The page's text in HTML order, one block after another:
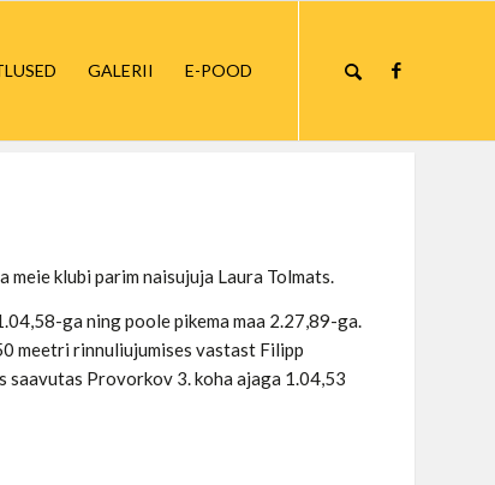
GALERII E-POOD
klubi parim naisujuja Laura Tolmats.
ga ning poole pikema maa 2.27,89-ga.
meetri rinnuliujumises vastast Filipp
saavutas Provorkov 3. koha ajaga 1.04,53